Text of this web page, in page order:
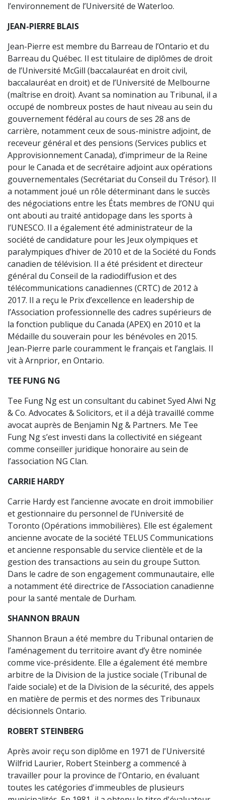
l’environnement de l’Université de Waterloo.
JEAN-PIERRE BLAIS
Jean-Pierre est membre du Barreau de l’Ontario et du
Barreau du Québec. Il est titulaire de diplômes de droit
de l’Université McGill (baccalauréat en droit civil,
baccalauréat en droit) et de l’Université de Melbourne
(maîtrise en droit). Avant sa nomination au Tribunal, il a
occupé de nombreux postes de haut niveau au sein du
gouvernement fédéral au cours de ses 28 ans de
carrière, notamment ceux de sous-ministre adjoint, de
receveur général et des pensions (Services publics et
Approvisionnement Canada), d’imprimeur de la Reine
pour le Canada et de secrétaire adjoint aux opérations
gouvernementales (Secrétariat du Conseil du Trésor). Il
a notamment joué un rôle déterminant dans le succès
des négociations entre les États membres de l’ONU qui
ont abouti au traité antidopage dans les sports à
l’UNESCO. Il a également été administrateur de la
société de candidature pour les Jeux olympiques et
paralympiques d’hiver de 2010 et de la Société du Fonds
canadien de télévision. Il a été président et directeur
général du Conseil de la radiodiffusion et des
télécommunications canadiennes (CRTC) de 2012 à
2017. Il a reçu le Prix d’excellence en leadership de
l’Association professionnelle des cadres supérieurs de
la fonction publique du Canada (APEX) en 2010 et la
Médaille du souverain pour les bénévoles en 2015.
Jean-Pierre parle couramment le français et l’anglais. Il
vit à Arnprior, en Ontario.
TEE FUNG NG
Tee Fung Ng est un consultant du cabinet Syed Alwi Ng
& Co. Advocates & Solicitors, et il a déjà travaillé comme
avocat auprès de Benjamin Ng & Partners. Me Tee
Fung Ng s’est investi dans la collectivité en siégeant
comme conseiller juridique honoraire au sein de
l’association NG Clan.
CARRIE HARDY
Carrie Hardy est l’ancienne avocate en droit immobilier
et gestionnaire du personnel de l’Université de
Toronto (Opérations immobilières). Elle est également
ancienne avocate de la société TELUS Communications
et ancienne responsable du service clientèle et de la
gestion des transactions au sein du groupe Sutton.
Dans le cadre de son engagement communautaire, elle
a notamment été directrice de l’Association canadienne
pour la santé mentale de Durham.
SHANNON BRAUN
Shannon Braun a été membre du Tribunal ontarien de
l’aménagement du territoire avant d’y être nominée
comme vice-présidente. Elle a également été membre
arbitre de la Division de la justice sociale (Tribunal de
l’aide sociale) et de la Division de la sécurité, des appels
en matière de permis et des normes des Tribunaux
décisionnels Ontario.
ROBERT STEINBERG
Après avoir reçu son diplôme en 1971 de l'Université
Wilfrid Laurier, Robert Steinberg a commencé à
travailler pour la province de l'Ontario, en évaluant
toutes les catégories d'immeubles de plusieurs